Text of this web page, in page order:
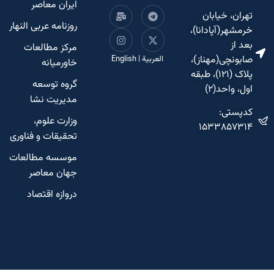
تهران، خیابان
خرمشهر(آپادانا)،
بعد از
صابونچی(مهناز)،
پلاک (۱۲۱)، طبقه
اول، واحد(۲)
کدپستی:
۱۵۳۳۸۵۷۳۱۴
العربية|
English
ایران معاصر
روزنامه عربی النهار
مرکز مطالعات
خاورمیانه
گروه توسعه
مدیریت نشا
وزارت علوم،
تحقیقات و فناوری
موسسه مطالعات
جهان معاصر
دروازه اقتصاد